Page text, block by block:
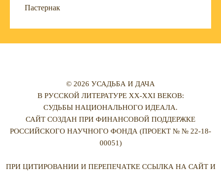
Пастернак
© 2026 УСАДЬБА И ДАЧА
В РУССКОЙ ЛИТЕРАТУРЕ XX-XXI ВЕКОВ:
СУДЬБЫ НАЦИОНАЛЬНОГО ИДЕАЛА.
САЙТ СОЗДАН ПРИ ФИНАНСОВОЙ ПОДДЕРЖКЕ
РОССИЙСКОГО НАУЧНОГО ФОНДА (ПРОЕКТ № № 22-18-
00051)
ПРИ ЦИТИРОВАНИИ И ПЕРЕПЕЧАТКЕ ССЫЛКА НА САЙТ И